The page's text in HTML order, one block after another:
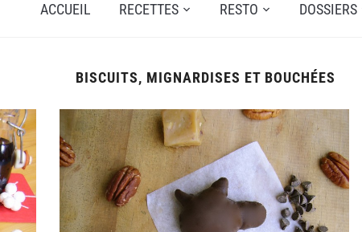
ACCUEIL RECETTES RESTO DOSSIERS
BISCUITS, MIGNARDISES ET BOUCHÉES